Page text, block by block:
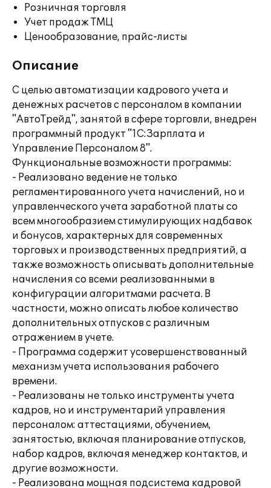
Розничная торговля
Учет продаж ТМЦ
Ценообразование, прайс-листы
Описание
С целью автоматизации кадрового учета и
денежных расчетов с персоналом в компании
"АвтоТрейд", занятой в сфере торговли, внедрен
программный продукт "1С:Зарплата и
Управление Персоналом 8".
Функциональные возможности программы:
- Реализовано ведение не только
регламентированного учета начислений, но и
управленческого учета заработной платы со
всем многообразием стимулирующих надбавок
и бонусов, характерных для современных
торговых и производственных предприятий, а
также возможность описывать дополнительные
начисления со всеми реализованными в
конфигурации алгоритмами расчета. В
частности, можно описать любое количество
дополнительных отпусков с различным
отражением в учете.
- Программа содержит усовершенствованный
механизм учета использования рабочего
времени.
- Реализованы не только инструменты учета
кадров, но и инструментарий управления
персоналом: аттестациями, обучением,
занятостью, включая планирование отпусков,
набор кадров, включая менеджер контактов, и
другие возможности.
- Реализована мощная подсистема кадровой